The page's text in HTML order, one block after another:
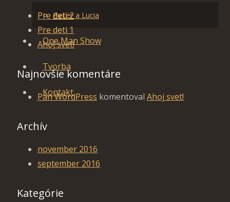
Peter a Lucia
One Man Show
Tvorba
Kontakt
Pre deti 2
Pre deti 1
Ahoj svet!
Najnovšie komentáre
Pán WordPress komentoval Ahoj svet!
Archív
november 2016
september 2016
Kategórie